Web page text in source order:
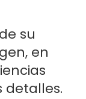
su
en
detalles.